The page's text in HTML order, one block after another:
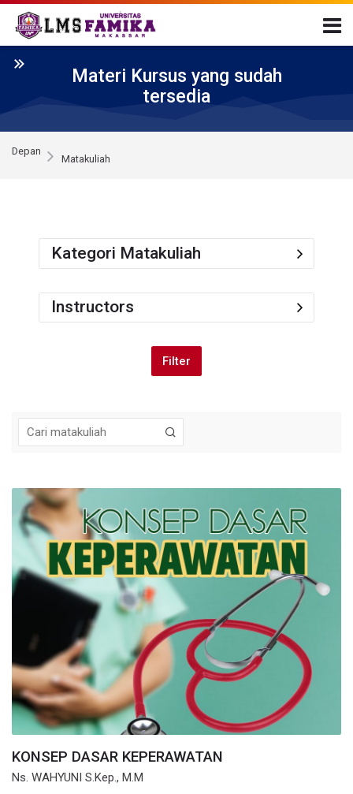
Skip to navigation
Skip to login form
Loncat ke konten utama
Skip to accessibility options
Skip to footer
Skip accessibility options
Materi Kursus yang sudah
tersedia
Depan
Matakuliah
KONSEP DASAR KEPERAWATAN
Ns. WAHYUNI S.Kep., M.M
Kategori Matakuliah
Instructors